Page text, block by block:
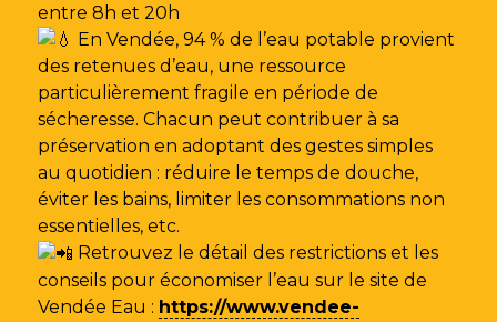
entre 8h et 20h
En Vendée, 94 % de l’eau potable provient
des retenues d’eau, une ressource
particulièrement fragile en période de
sécheresse. Chacun peut contribuer à sa
préservation en adoptant des gestes simples
au quotidien : réduire le temps de douche,
éviter les bains, limiter les consommations non
essentielles, etc.
Retrouvez le détail des restrictions et les
conseils pour économiser l’eau sur le site de
Vendée Eau : https://www.vendee-